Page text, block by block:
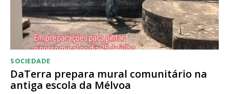
Escolha o plano
SOCIEDADE
DaTerra prepara mural comunitário na
antiga escola da Mélvoa